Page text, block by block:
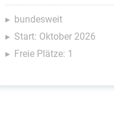
bundesweit
Start: Oktober 2026
Freie Plätze: 1